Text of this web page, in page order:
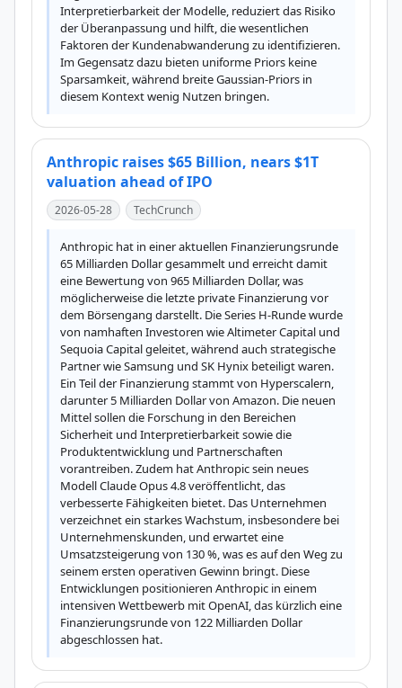
Interpretierbarkeit der Modelle, reduziert das Risiko
der Überanpassung und hilft, die wesentlichen
Faktoren der Kundenabwanderung zu identifizieren.
Im Gegensatz dazu bieten uniforme Priors keine
Sparsamkeit, während breite Gaussian-Priors in
diesem Kontext wenig Nutzen bringen.
Anthropic raises $65 Billion, nears $1T
valuation ahead of IPO
2026-05-28 TechCrunch
Anthropic hat in einer aktuellen Finanzierungsrunde
65 Milliarden Dollar gesammelt und erreicht damit
eine Bewertung von 965 Milliarden Dollar, was
möglicherweise die letzte private Finanzierung vor
dem Börsengang darstellt. Die Series H-Runde wurde
von namhaften Investoren wie Altimeter Capital und
Sequoia Capital geleitet, während auch strategische
Partner wie Samsung und SK Hynix beteiligt waren.
Ein Teil der Finanzierung stammt von Hyperscalern,
darunter 5 Milliarden Dollar von Amazon. Die neuen
Mittel sollen die Forschung in den Bereichen
Sicherheit und Interpretierbarkeit sowie die
Produktentwicklung und Partnerschaften
vorantreiben. Zudem hat Anthropic sein neues
Modell Claude Opus 4.8 veröffentlicht, das
verbesserte Fähigkeiten bietet. Das Unternehmen
verzeichnet ein starkes Wachstum, insbesondere bei
Unternehmenskunden, und erwartet eine
Umsatzsteigerung von 130 %, was es auf den Weg zu
seinem ersten operativen Gewinn bringt. Diese
Entwicklungen positionieren Anthropic in einem
intensiven Wettbewerb mit OpenAI, das kürzlich eine
Finanzierungsrunde von 122 Milliarden Dollar
abgeschlossen hat.